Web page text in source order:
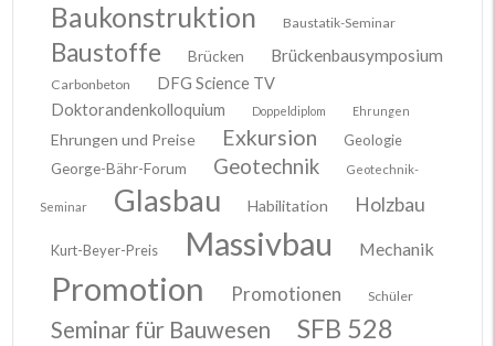
Baukonstruktion Baustatik-Seminar
Baustoffe Brücken Brückenbausymposium
Carbonbeton
DFG Science TV
Doktorandenkolloquium
Doppeldiplom Ehrungen
Ehrungen und Preise Exkursion
Geologie
George-Bähr-Forum
Geotechnik Geotechnik-
Seminar Glasbau Habilitation Holzbau
Kurt-Beyer-Preis Massivbau Mechanik
Promotion Promotionen Schüler
Seminar für Bauwesen SFB 528